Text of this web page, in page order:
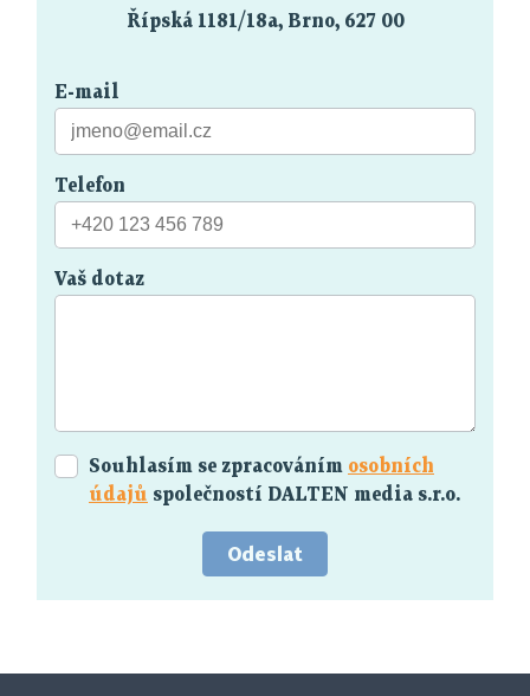
Řípská 1181/18a, Brno, 627 00
E-mail
Telefon
Vaš dotaz
Souhlasím se zpracováním osobních
údajů společností DALTEN media s.r.o.
Odeslat